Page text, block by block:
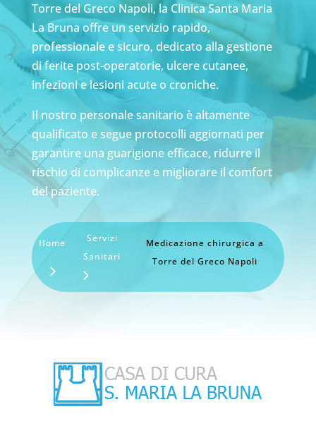
Torre del Greco Napoli, la Clinica Santa Maria
La Bruna offre un servizio rapido,
professionale e sicuro, dedicato alla gestione
di ferite post-operatorie, ulcere cutanee,
infezioni e lesioni acute o croniche.
Il nostro personale sanitario è altamente
qualificato e segue protocolli aggiornati per
garantire una guarigione efficace, ridurre il
rischio di complicanze e migliorare il comfort
del paziente.
Home
Servizi
Sanitari
Medicazione chirurgica a
Torre del Greco Napoli